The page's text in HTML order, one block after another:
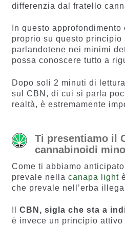
differenzia dal fratello
In questo
proprio su questo
parlandotene nei minimi
possa conoscere tutto a
Dopo soli 2 minuti di
sul CBN, di cui si parla
realtà, è estremamente
Ti presentiamo il
cannabinoidi
Come ti abbiamo
prevale nella canapa light
che prevale nell’erba
CBN, sigla che sta a
è invece un principio